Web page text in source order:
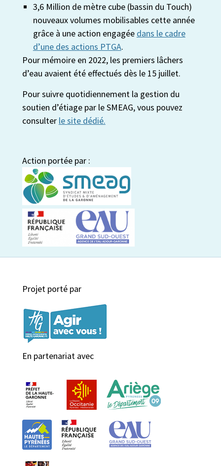
3,6 Million de mètre cube (bassin du Touch)
nouveaux volumes mobilisables cette année
grâce à une action engagée dans le cadre
d’une des actions PTGA.
Pour mémoire en 2022, les premiers lâchers
d’eau avaient été effectués dès le 15 juillet.
Pour suivre quotidiennement la gestion du
soutien d’étiage par le SMEAG, vous pouvez
consulter le site dédié.
Action portée par :
Projet porté par
En partenariat avec